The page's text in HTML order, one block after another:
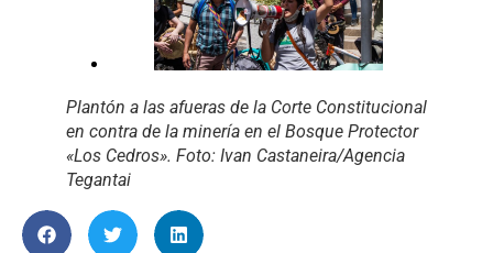
Plantón a las afueras de la Corte Constitucional
en contra de la minería en el Bosque Protector
«Los Cedros». Foto: Ivan Castaneira/Agencia
Tegantai